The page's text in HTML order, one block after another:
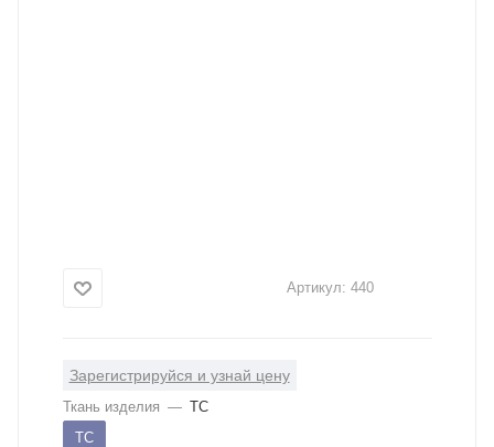
Артикул: 440
Зарегистрируйся и узнай цену
Ткань изделия — ТС
ТС